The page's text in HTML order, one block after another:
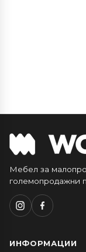
Мебел за
големопродажни
ИНФОРМАЦИИ